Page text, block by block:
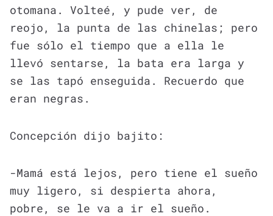
otomana. Volteé, y pude ver, de
reojo, la punta de las chinelas; pero
fue sólo el tiempo que a ella le
llevó sentarse, la bata era larga y
se las tapó enseguida. Recuerdo que
eran negras.
Concepción dijo bajito:
-Mamá está lejos, pero tiene el sueño
muy ligero, si despierta ahora,
pobre, se le va a ir el sueño.